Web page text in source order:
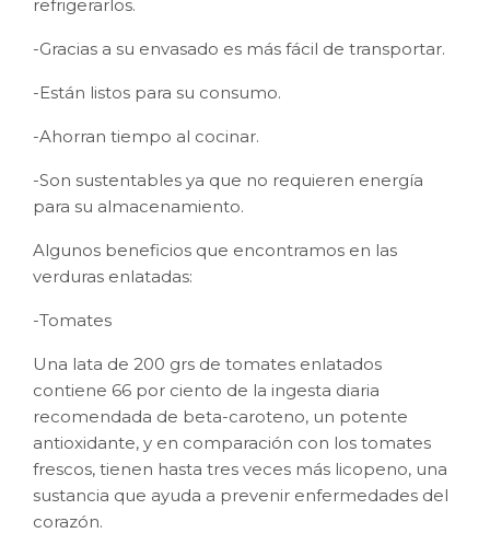
refrigerarlos.
-Gracias a su envasado es más fácil de transportar.
-Están listos para su consumo.
-Ahorran tiempo al cocinar.
-Son sustentables ya que no requieren energía
para su almacenamiento.
Algunos beneficios que encontramos en las
verduras enlatadas:
-Tomates
Una lata de 200 grs de tomates enlatados
contiene 66 por ciento de la ingesta diaria
recomendada de beta-caroteno, un potente
antioxidante, y en comparación con los tomates
frescos, tienen hasta tres veces más licopeno, una
sustancia que ayuda a prevenir enfermedades del
corazón.